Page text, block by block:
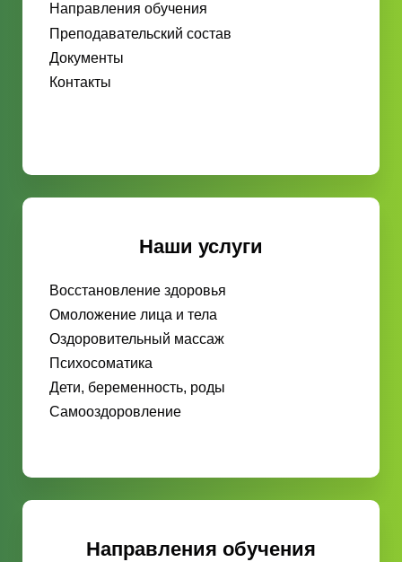
Направления обучения
Преподавательский состав
Документы
Контакты
Наши услуги
Восстановление здоровья
Омоложение лица и тела
Оздоровительный массаж
Психосоматика
Дети, беременность, роды
Самооздоровление
Направления обучения